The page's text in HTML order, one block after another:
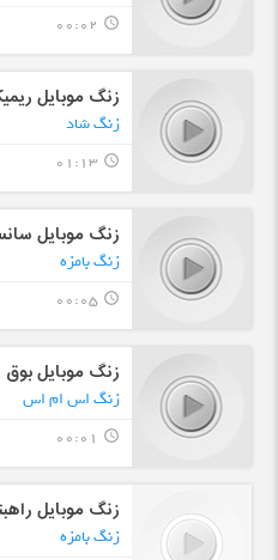
query_builder
00:02
زنگ موبایل
زنگ شاد
query_builder
01:13
زنگ موبایل
زنگ بامزه
query_builder
00:05
زنگ موبایل
زنگ اس ام اس
query_builder
00:01
زنگ موبایل
زنگ بامزه